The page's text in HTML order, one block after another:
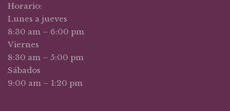
Horario:
Lunes a jueves
8:30 am – 6:00 pm
Viernes
8:30 am – 5:00 pm
Sábados
9:00 am – 1:20 pm